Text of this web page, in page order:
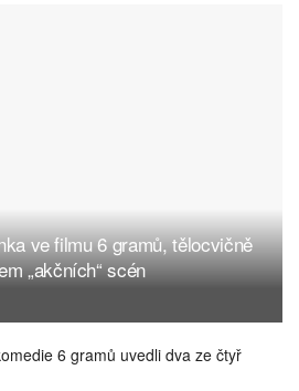
ve filmu 6 gramů, tělocvičně
„akčních“ scén
6 gramů uvedli dva ze čtyř